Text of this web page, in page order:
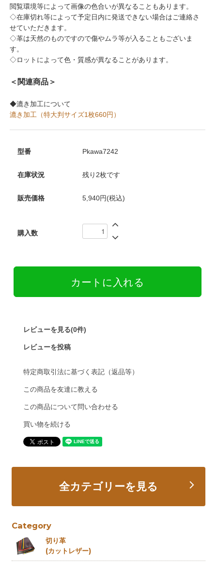
閲覧環境等によって画像の色合いが異なることもあります。
◇在庫切れ等によって予定日内に発送できない場合はご連絡さ
せていただきます。
◇革は天然のものですので傷やムラ等が入ることもございま
す。
◇ロットによって色・質感が異なることがあります。
＜関連商品＞
◆漉き加工について
漉き加工（特大判サイズ1枚660円）
型番 Pkawa7242
在庫状況 残り2枚です
販売価格 5,940円(税込)
購入数
レビューを見る(0件)
レビューを投稿
特定商取引法に基づく表記（返品等）
この商品を友達に教える
この商品について問い合わせる
買い物を続ける
全カテゴリーを見る
Category
切り革
(カットレザー)